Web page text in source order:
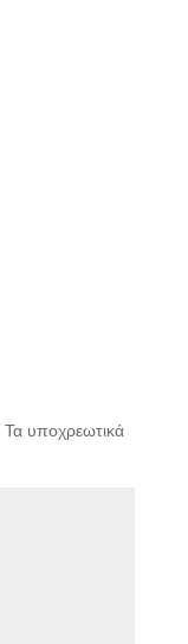
Τα υποχρεωτικά